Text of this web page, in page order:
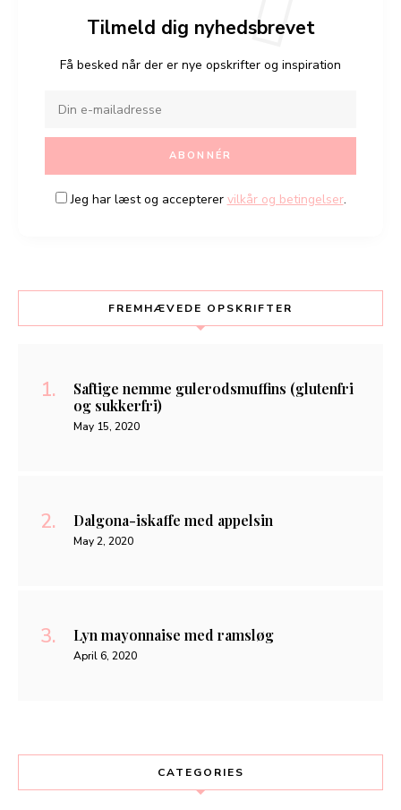
Tilmeld dig nyhedsbrevet
Få besked når der er nye opskrifter og inspiration
Jeg har læst og accepterer vilkår og betingelser.
FREMHÆVEDE OPSKRIFTER
Saftige nemme gulerodsmuffins (glutenfri
og sukkerfri)
May 15, 2020
Dalgona-iskaffe med appelsin
May 2, 2020
Lyn mayonnaise med ramsløg
April 6, 2020
CATEGORIES